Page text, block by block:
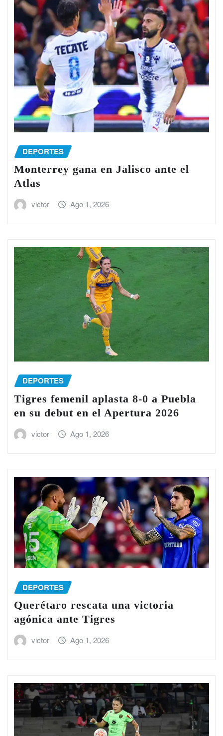
DEPORTES
Monterrey gana en Jalisco ante el
Atlas
victor Ago 1, 2026
DEPORTES
Tigres femenil aplasta 8-0 a Puebla
en su debut en el Apertura 2026
victor Ago 1, 2026
DEPORTES
Querétaro rescata una victoria
agónica ante Tigres
victor Ago 1, 2026